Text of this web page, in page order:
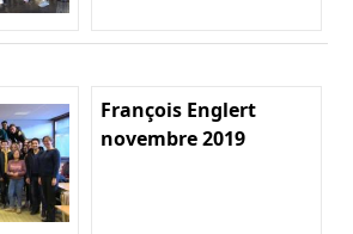
François Englert
novembre 2019